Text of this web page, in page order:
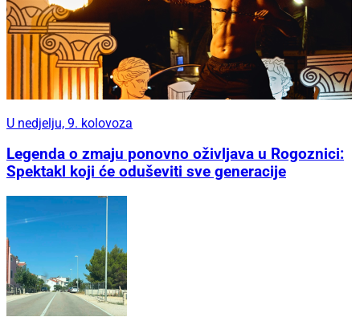
U nedjelju, 9. kolovoza
Legenda o zmaju ponovno oživljava u Rogoznici:
Spektakl koji će oduševiti sve generacije